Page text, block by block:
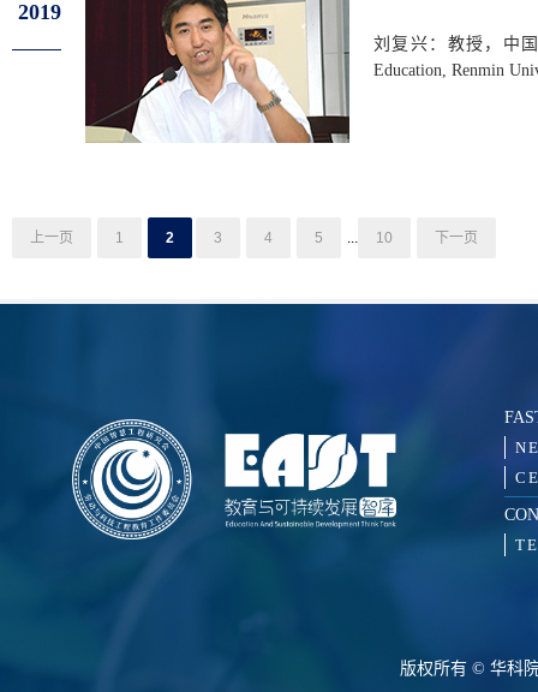
2019
刘复兴：教授，中国
Education, Renmin
上一页 1 2 3 4 5 ... 10 下一页
版权所有 © 华科